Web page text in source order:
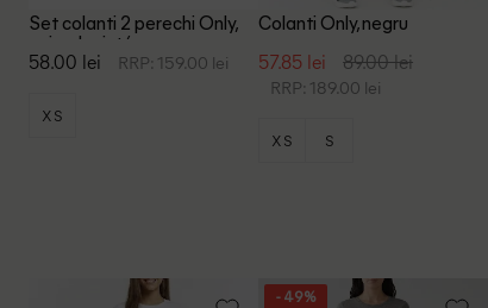
Set colanti 2 perechi Only,
animal print/negru
58.00 lei RRP: 159.00 lei
XS
Colanti Only, negru
57.85 lei 89.00 lei
RRP: 189.00 lei
XS S
- 49%